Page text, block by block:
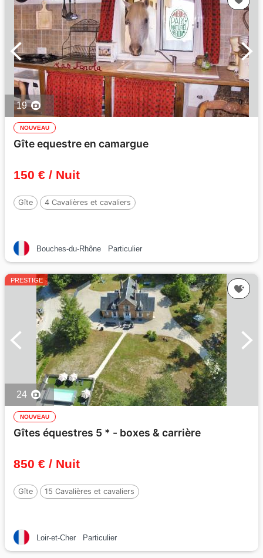
19
NOUVEAU
Gîte equestre en camargue
150 € / Nuit
Gîte 4 Cavalières et cavaliers
Bouches-du-Rhône Particulier
PRESTIGE
24
NOUVEAU
Gîtes équestres 5 * - boxes & carrière
850 € / Nuit
Gîte 15 Cavalières et cavaliers
Loir-et-Cher Particulier